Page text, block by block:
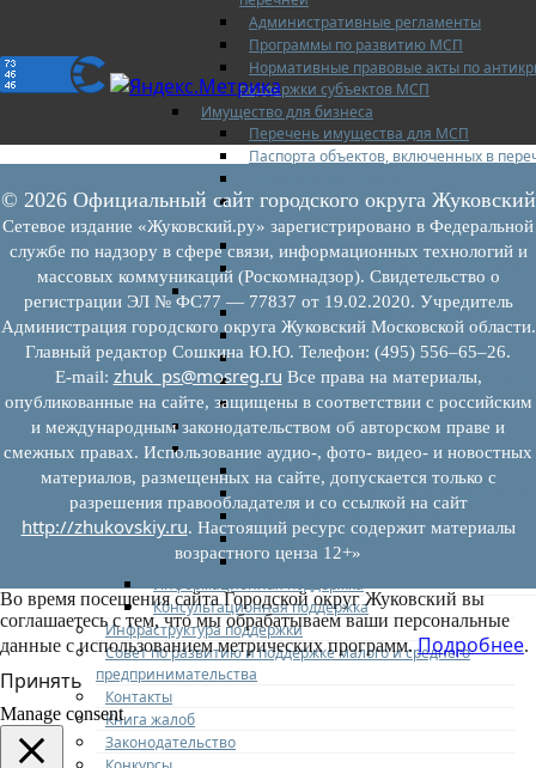
Административные регламенты
Программы по развитию МСП
Нормативные правовые акты по
поддержки субъектов МСП
Имущество для бизнеса
Перечень имущества для МСП
Паспорта объектов, включенных в
Сведения о коммерческой
бизнесу
Сведения о проводимых торгах
Инвестиционная карта Московской
Коллегиальный орган
Регламентирующие документы
График заседаний
Протоколы заседаний
Отчеты о деятельности
Иные документы
Материалы Корпорации МСП
Вопрос-ответ
Общие вопросы
Наполнение и актуализация
Предоставление имущества
Выкуп имущества
Прочие
Информационная поддержка
Консультационная поддержка
Инфраструктура поддержки
Совет по развитию и поддержке малого и среднего
предпринимательства
Контакты
Книга жалоб
Законодательство
© 2026 Официальный сайт городского округа Жуковский
Сетевое издание «Жуковский.ру» зарегистрировано в Федеральной
службе по надзору в сфере связи, информационных технологий и
массовых коммуникаций (Роскомнадзор). Свидетельство о
регистрации ЭЛ № ФС77 — 77837 от 19.02.2020. Учредитель
Администрация городского округа Жуковский Московской области.
Главный редактор Сошкина Ю.Ю. Телефон: (495) 556–65–26.
E‑mail: zhuk_ps@mosreg.ru Все права на материалы,
опубликованные на сайте, защищены в соответствии с российским
и международным законодательством об авторском праве и
смежных правах. Использование аудио-, фото- видео- и новостных
материалов, размещенных на сайте, допускается только с
разрешения правообладателя и со ссылкой на сайт
http://zhukovskiy.ru. Настоящий ресурс содержит материалы
возрастного ценза 12+»
Во время посещения сайта Городской округ Жуковский вы
соглашаетесь с тем, что мы обрабатываем ваши персональные
данные с использованием метрических программ.Подробнее.
Принять
Manage consent